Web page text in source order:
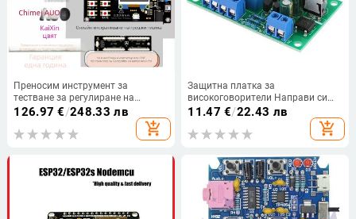
Преносим инструмент за
тестване за регулиране на
напрежението на логическа
платка (VGH/VGL/VCOM), онлайн
настройка без компютър, офлайн
126.97 €/248.33 лв
add_shopping_cart
Защитна платка за
високоговорители Направи си
сам Комплект компоненти за
стерео аудио Платка за защита
на високоговорителите Забавяне
Двоканален
11.47 €/22.43 лв
add_shopping_cart